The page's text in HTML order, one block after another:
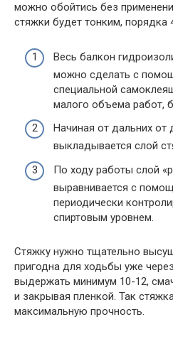
можно обойтись без
стяжки будет тонким, порядка
Весь балкон
можно сделать с
специальной
малого объема работ,
Начиная от дальних от
выкладывается слой
По ходу работы слой
выравнивается с
периодически
спиртовым уровнем.
Стяжку нужно тщательно
пригодна для ходьбы уже
выдержать минимум 10-12,
и закрывая пленкой. Так
максимальную прочность.